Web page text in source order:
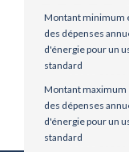
Montant minimum
des dépenses
d'énergie pour un
standard
Montant maximum
des dépenses
d'énergie pour un
standard